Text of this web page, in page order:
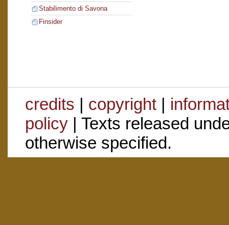
Stabilimento di Savona
Finsider
credits | copyright|
policy| Texts released
otherwise specified.